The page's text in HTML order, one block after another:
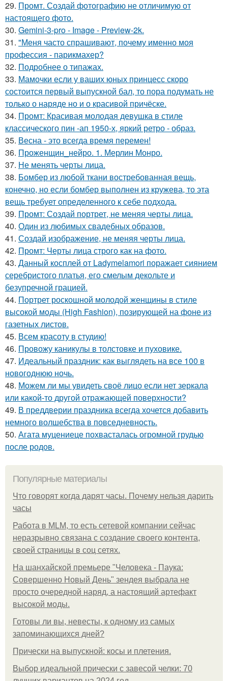
29. Промт. Создай фотографию не отличимую от
настоящего фото.
30. Gemini-3-pro - Image - Preview-2k.
31. "Меня часто спрашивают, почему именно моя
профессия - парикмахер?
32. Подробнее о типажах.
33. Мамочки если у ваших юных принцесс скоро
состоится первый выпускной бал, то пора подумать не
только о наряде но и о красивой причёске.
34. Промт: Красивая молодая девушка в стиле
классического пин -ап 1950-х, яркий ретро - образ.
35. Весна - это всегда время перемен!
36. Проженщин_нейро. 1. Мерлин Монро.
37. Не менять черты лица.
38. Бомбер из любой ткани востребованная вещь,
конечно, но если бомбер выполнен из кружева, то эта
вещь требует определенного к себе подхода.
39. Промт: Создай портрет, не меняя черты лица.
40. Один из любимых свадебных образов.
41. Создай изображение, не меняя черты лица.
42. Промт: Черты лица строго как на фото.
43. Данный косплей от Ladymelamori поражает сиянием
серебристого платья, его смелым декольте и
безупречной грацией.
44. Портрет роскошной молодой женщины в стиле
высокой моды (High Fashion), позирующей на фоне из
газетных листов.
45. Всем красоту в студию!
46. Провожу каникулы в толстовке и пуховике.
47. Идеальный праздник: как выглядеть на все 100 в
новогоднюю ночь.
48. Можем ли мы увидеть своё лицо если нет зеркала
или какой-то другой отражающей поверхности?
49. В преддверии праздника всегда хочется добавить
немного волшебства в повседневность.
50. Агата муцениеце похвасталась огромной грудью
после родов.
Популярные материалы
Что говорят когда дарят часы. Почему нельзя дарить
часы
Работа в MLM, то есть сетевой компании сейчас
неразрывно связана с создание своего контента,
своей страницы в соц сетях.
На шанхайской премьере "Человека - Паука:
Совершенно Новый День" зендея выбрала не
просто очередной наряд, а настоящий артефакт
высокой моды.
Готовы ли вы, невесты, к одному из самых
запоминающихся дней?
Прически на выпускной: косы и плетения.
Выбор идеальной прически с завесой челки: 70